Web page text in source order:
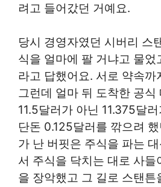
려고 들어갔던 거예요.
당시 경영자였던 시버리 스
식을 얼마에 팔 거냐고 물었
라고 답했어요. 서로 약속까
그런데 얼마 뒤 도착한 공식
11.5달러가 아닌 11.375달
단돈 0.125달러를 깎으려
가 난 버핏은 주식을 파는
서 주식을 닥치는 대로 사들
을 장악했고 그 길로 스탠튼